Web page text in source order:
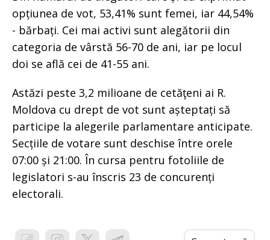
opțiunea de vot, 53,41% sunt femei, iar 44,54%
- bărbați. Cei mai activi sunt alegătorii din
categoria de vârstă 56-70 de ani, iar pe locul
doi se află cei de 41-55 ani.
Astăzi peste 3,2 milioane de cetăţeni ai R.
Moldova cu drept de vot sunt așteptați să
participe la alegerile parlamentare anticipate.
Secțiile de votare sunt deschise între orele
07:00 și 21:00. În cursa pentru fotoliile de
legislatori s-au înscris 23 de concurenți
electorali.